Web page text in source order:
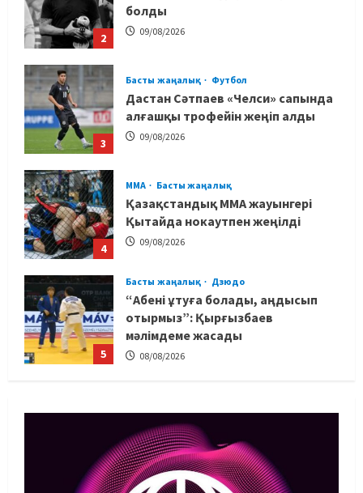
2
болды
09/08/2026
3
Басты жаңалық Футбол
Дастан Сәтпаев «Челси» сапында
алғашқы трофейін жеңіп алды
09/08/2026
4
MMA Басты жаңалық
Қазақстандық MMA жауынгері
Қытайда нокаутпен жеңілді
09/08/2026
5
Басты жаңалық Дзюдо
“Абені ұтуға болады, аңдысып
отырмыз”: Қырғызбаев
мәлімдеме жасады
08/08/2026
1
Елдос пен Такеока: Алматы
татамиінде әлем чемпиондары
09/08/2026